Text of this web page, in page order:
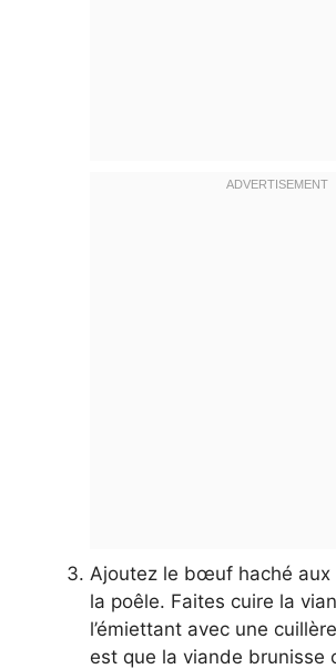
Ajoutez le bœuf haché aux
la poêle. Faites cuire la
l’émiettant avec une
est que la viande brunisse